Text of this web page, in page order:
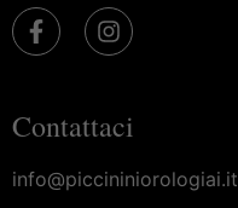
Contattaci
info@piccininiorologiai.it